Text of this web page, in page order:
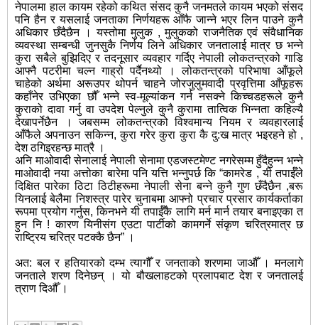
नेपालमा हाल कायम रहेको कथित संसद कुनै जनमतले कायम भएको संसद
पनि हैन र यसलाई जनताका निर्णयहरू आँफै जान्ने भएर लिन पाउने कुनै
अधिकार छँदैछैन । यस्तोमा मुलुक , मुलुकको राजनैतिक एवं संवैधानिक
व्यवस्था सम्बन्धी जुनसुकै निर्णय लिने अधिकार जनतालाई मात्र छ भन्ने
कुरा सबैले बुझिदिए र तदनूसार व्यवहार गर्दिए नेपाली लोकतन्त्रको गाडि
आफ्नै पटरीमा चल्न गाह्रो पर्दैनथ्यो । लोकतन्त्रको परिभाषा आँफूले
चाहेको अर्थ‍मा अरूउपर थोपर्न चाहने जोरजुलुमवादी प्रवृत्तिमा आँफूहरू
कहाँनेर उभिएका छौँ भन्ने स्व-मूल्यांकन गर्न नसक्ने किच्चडहरूले कुनै
कुराको दावा गर्नु वा उपदेश पेल्नुले कुनै कुरामा तात्विक भिन्नता कहिल्यै
देखापर्नेछैन । जबसम्म लोकतन्त्रको विश्वमान्य नियम र व्यवहारलाई
आँफैले अपनाउन सकिन्न, कुरा गरेर कुरा कुरा कै दु:ख मात्र भइरहने हो ,
देश ठगिइरहन्छ मात्रै ।
अनि माओवादी सेनालाई नेपाली सेनामा एडजस्टमेण्ट नगरेसम्म हुँदैहुन्न भन्ने
माओवादी नया अत्तोका बारेमा पनि यत्ति भन्नुपर्छ कि “कामरेड , यी तपाईँले
दिक्षित पारेका ठिटा ठिटीहरूमा नेपाली सेना बन्ने कुनै गुण छँदैछैन ,बरू
यिनलाई बेलैमा निशस्त्र पारेर चुनाबमा आफ्नो प्रचार प्रसार कार्यकर्ताका
रूपमा प्रयोग गर्नुस, किनभने यी तपाईँकै लागि मर्न मार्न तयार बनाइएका त
हुन नि ! कारण यिनीसंग एउटा पार्टीको कामगर्ने संकृण चरित्रमात्र छ
राष्ट्रिय चरित्र पटक्कै छैन” ।
अत: बल र हतियारको दम्भ त्यागौँ र जनताको शरणमा जाऔँ । मनलागे
जनताले शरण दिनेछन् । यो बौखलाहटको प्रलापबाट देश र जनतालई
त्राण दिऔँ ।